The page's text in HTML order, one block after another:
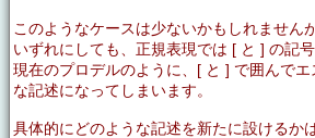
このようなケースは少ないかもしれませんが
いずれにしても、正規表現では [ と ] の記号
現在のプロデルのように、[ と ] で囲んで
な記述になってしまいます。
具体的にどのような記述を新たに設けるかは